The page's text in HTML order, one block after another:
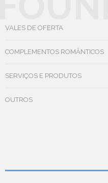
VALES DE OFERTA
COMPLEMENTOS ROMÂNTICOS
SERVIÇOS E PRODUTOS
OUTROS